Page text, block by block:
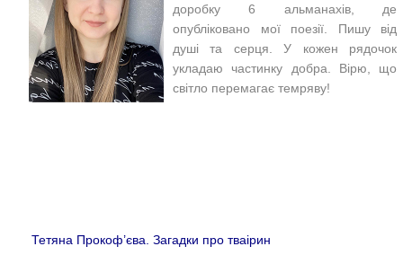
доробку 6 альманахів, де
опубліковано мої поезії. Пишу від
душі та серця. У кожен рядочок
укладаю частинку добра. Вірю, що
світло перемагає темряву!
Тетяна Прокоф’єва. Загадки про тваірин